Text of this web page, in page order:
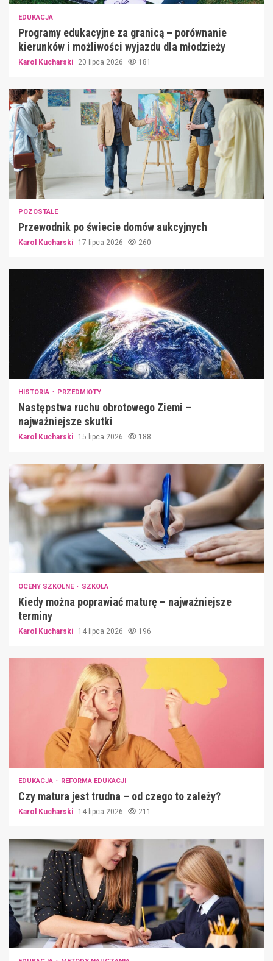
EDUKACJA
Programy edukacyjne za granicą – porównanie
kierunków i możliwości wyjazdu dla młodzieży
Karol Kucharski 20 lipca 2026 181
POZOSTAŁE
Przewodnik po świecie domów aukcyjnych
Karol Kucharski 17 lipca 2026 260
HISTORIA PRZEDMIOTY
Następstwa ruchu obrotowego Ziemi –
najważniejsze skutki
Karol Kucharski 15 lipca 2026 188
OCENY SZKOLNE SZKOŁA
Kiedy można poprawiać maturę – najważniejsze
terminy
Karol Kucharski 14 lipca 2026 196
EDUKACJA REFORMA EDUKACJI
Czy matura jest trudna – od czego to zależy?
Karol Kucharski 14 lipca 2026 211